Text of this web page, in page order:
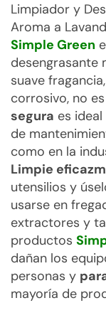
Limpiador y
Aroma a
Simple Green
desengrasante
suave
corrosivo, no
segura es
de
como en la
Limpie
utensilios y
usarse en
extractores y
productos
dañan los
personas y
mayoría de